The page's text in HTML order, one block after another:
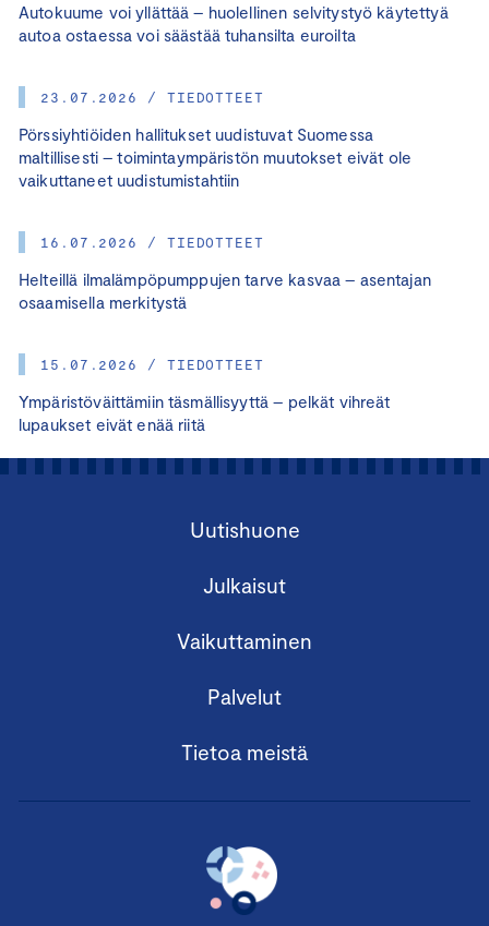
Autokuume voi yllättää – huolellinen selvitystyö käytettyä
autoa ostaessa voi säästää tuhansilta euroilta
23.07.2026 / TIEDOTTEET
Pörssiyhtiöiden hallitukset uudistuvat Suomessa
maltillisesti – toimintaympäristön muutokset eivät ole
vaikuttaneet uudistumistahtiin
16.07.2026 / TIEDOTTEET
Helteillä ilmalämpöpumppujen tarve kasvaa – asentajan
osaamisella merkitystä
15.07.2026 / TIEDOTTEET
Ympäristöväittämiin täsmällisyyttä – pelkät vihreät
lupaukset eivät enää riitä
Uutishuone
Julkaisut
Vaikuttaminen
Palvelut
Tietoa meistä